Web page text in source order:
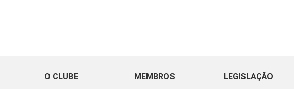
O CLUBE MEMBROS LEGISLAÇÃO